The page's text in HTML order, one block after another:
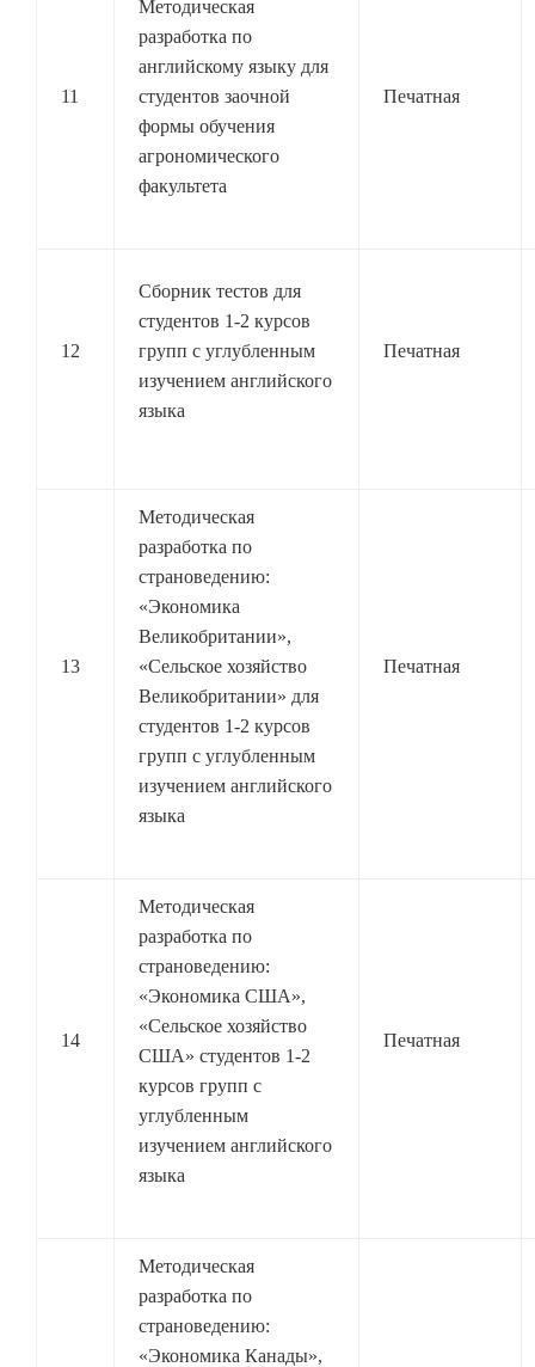
11
Методическая
разработка по
английскому языку для
студентов заочной
формы обучения
агрономического
факультета
Печатная
12
Сборник тестов для
студентов 1-2 курсов
групп с углубленным
изучением английского
языка
Печатная
13
Методическая
разработка по
страноведению:
«Экономика
Великобритании»,
«Сельское хозяйство
Великобритании» для
студентов 1-2 курсов
групп с углубленным
изучением английского
языка
Печатная
14
Методическая
разработка по
страноведению:
«Экономика США»,
«Сельское хозяйство
США» студентов 1-2
курсов групп с
углубленным
изучением английского
языка
Печатная
Методическая
разработка по
страноведению:
«Экономика Канады»,